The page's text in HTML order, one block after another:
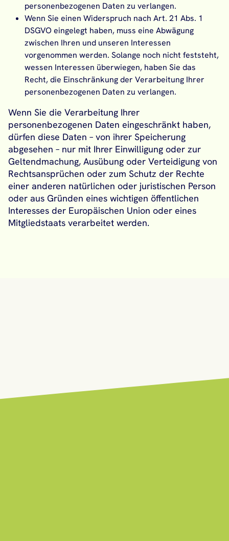
personenbezogenen Daten zu verlangen.
Wenn Sie einen Widerspruch nach Art. 21 Abs. 1
DSGVO eingelegt haben, muss eine Abwägung
zwischen Ihren und unseren Interessen
vorgenommen werden. Solange noch nicht feststeht,
wessen Interessen überwiegen, haben Sie das
Recht, die Einschränkung der Verarbeitung Ihrer
personenbezogenen Daten zu verlangen.
Wenn Sie die Verarbeitung Ihrer
personenbezogenen Daten eingeschränkt haben,
dürfen diese Daten – von ihrer Speicherung
abgesehen – nur mit Ihrer Einwilligung oder zur
Geltendmachung, Ausübung oder Verteidigung von
Rechtsansprüchen oder zum Schutz der Rechte
einer anderen natürlichen oder juristischen Person
oder aus Gründen eines wichtigen öffentlichen
Interesses der Europäischen Union oder eines
Mitgliedstaats verarbeitet werden.